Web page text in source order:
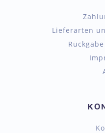
Lieferarten